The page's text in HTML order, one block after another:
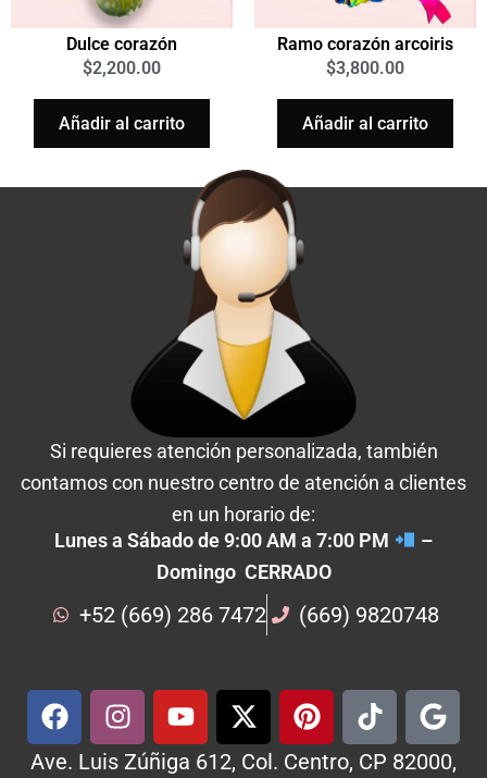
Dulce corazón
$2,200.00
Añadir al carrito
Ramo corazón arcoiris
$3,800.00
Añadir al carrito
Si requieres atención personalizada, también
contamos con nuestro centro de atención a clientes
en un horario de:
Lunes a Sábado de 9:00 AM a 7:00 PM
–
Domingo CERRADO
+52 (669) 286 7472 (669) 9820748
Ave. Luis Zúñiga 612, Col. Centro, CP 82000,